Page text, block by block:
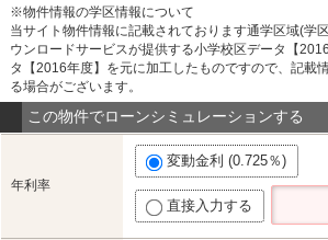
※物件情報の学区情報について
当サイト物件情報に記載されております通学区域(学
ウンロードサービスが提供する小学校区データ【
タ【2016年度】を元に加工したものですので、記載
る場合がございます。
この物件でローンシミュレーションする
年利率
変動金利 (0.725％)
直接入力する